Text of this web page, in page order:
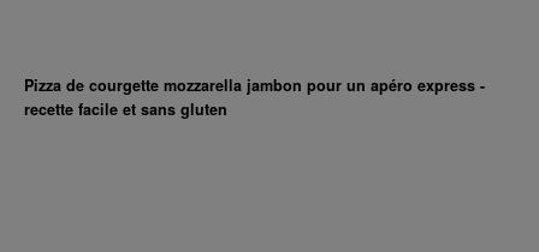
Pizza de courgette mozzarella jambon pour un apéro express -
recette facile et sans gluten